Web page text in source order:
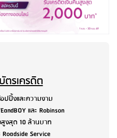
ตรเครดิต
ปปิ้งและความงาม
และ Robinson
งสุด 10 ล้านบาท
Service